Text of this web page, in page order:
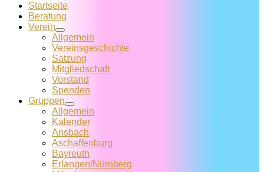
Startseite
Beratung
Verein
Allgemein
Vereins­geschichte
Satzung
Mitglied­schaft
Vorstand
Spenden
Gruppen
Allgemein
Kalender
Ansbach
Aschaffenburg
Bayreuth
Erlangen/Nürnberg